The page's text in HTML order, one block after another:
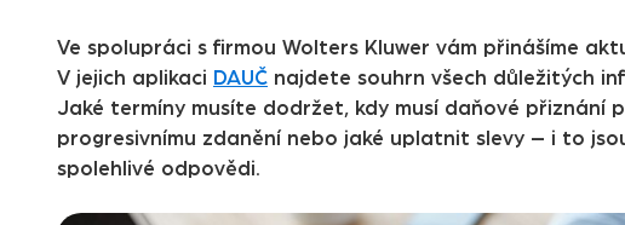
Ve spolupráci s firmou Wolters Kluwer vám přinášíme
V jejich aplikaci DAUČ najdete souhrn všech důležitých
Jaké termíny musíte dodržet, kdy musí daňové přiznání
progresivnímu zdanění nebo jaké uplatnit slevy – i to
spolehlivé odpovědi.